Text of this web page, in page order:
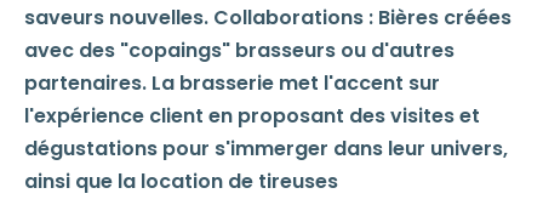
saveurs nouvelles. Collaborations : Bières créées
avec des "copaings" brasseurs ou d'autres
partenaires. La brasserie met l'accent sur
l'expérience client en proposant des visites et
dégustations pour s'immerger dans leur univers,
ainsi que la location de tireuses